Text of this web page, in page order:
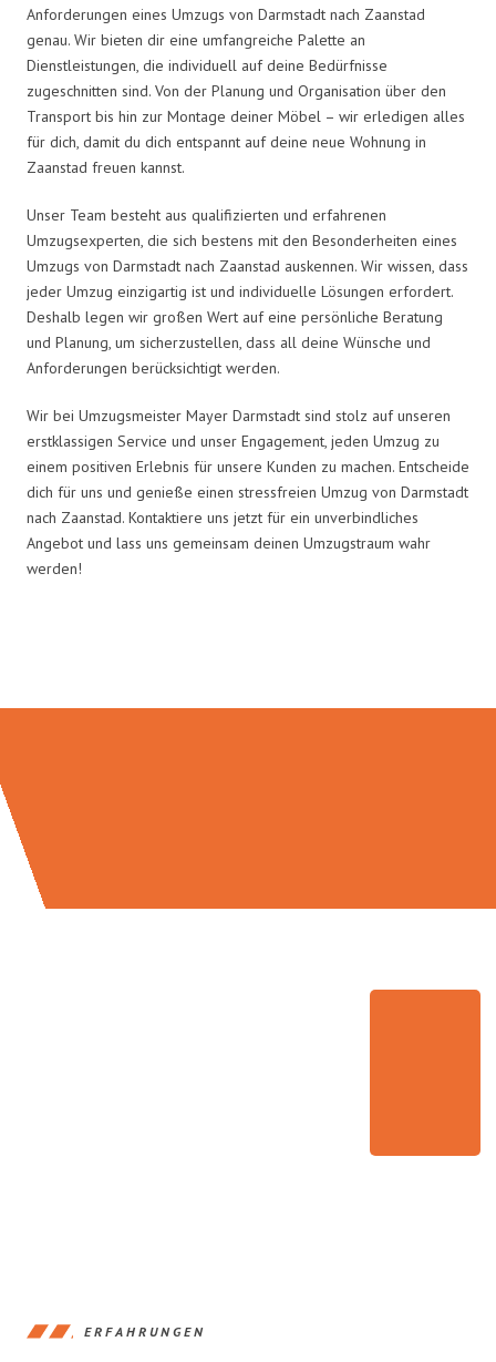
Anforderungen eines Umzugs von Darmstadt nach Zaanstad
genau. Wir bieten dir eine umfangreiche Palette an
Dienstleistungen, die individuell auf deine Bedürfnisse
zugeschnitten sind. Von der Planung und Organisation über den
Transport bis hin zur Montage deiner Möbel – wir erledigen alles
für dich, damit du dich entspannt auf deine neue Wohnung in
Zaanstad freuen kannst.
Unser Team besteht aus qualifizierten und erfahrenen
Umzugsexperten, die sich bestens mit den Besonderheiten eines
Umzugs von Darmstadt nach Zaanstad auskennen. Wir wissen, dass
jeder Umzug einzigartig ist und individuelle Lösungen erfordert.
Deshalb legen wir großen Wert auf eine persönliche Beratung
und Planung, um sicherzustellen, dass all deine Wünsche und
Anforderungen berücksichtigt werden.
Wir bei Umzugsmeister Mayer Darmstadt sind stolz auf unseren
erstklassigen Service und unser Engagement, jeden Umzug zu
einem positiven Erlebnis für unsere Kunden zu machen. Entscheide
dich für uns und genieße einen stressfreien Umzug von Darmstadt
nach Zaanstad. Kontaktiere uns jetzt für ein unverbindliches
Angebot und lass uns gemeinsam deinen Umzugstraum wahr
werden!
ERFAHRUNGEN